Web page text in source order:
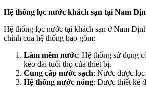
Hệ thống lọc nước khách sạn tại Nam
Hệ thống lọc nước tại khách sạn ở Nam
chính của hệ thống bao gồm:
Làm mềm nước: Hệ thống sử dụng
kéo dài tuổi thọ của thiết bị.
Cung cấp nước sạch: Nước được lọc
Hệ thống nước nóng: Được thiết kế